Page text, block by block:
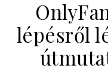
lépésről